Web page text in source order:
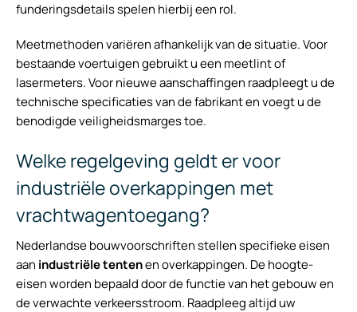
funderingsdetails spelen hierbij een rol.
Meetmethoden variëren afhankelijk van de situatie. Voor
bestaande voertuigen gebruikt u een meetlint of
lasermeters. Voor nieuwe aanschaffingen raadpleegt u de
technische specificaties van de fabrikant en voegt u de
benodigde veiligheidsmarges toe.
Welke regelgeving geldt er voor
industriële overkappingen met
vrachtwagentoegang?
Nederlandse bouwvoorschriften stellen specifieke eisen
aan industriële tentenen overkappingen. De hoogte-
eisen worden bepaald door de functie van het gebouw en
de verwachte verkeersstroom. Raadpleeg altijd uw